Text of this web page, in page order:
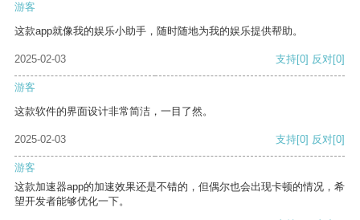
游客
这款app就像我的娱乐小助手，随时随地为我的娱乐提供帮助。
2025-02-03 支持[0] 反对[0]
游客
这款软件的界面设计非常简洁，一目了然。
2025-02-03 支持[0] 反对[0]
游客
这款加速器app的加速效果还是不错的，但偶尔也会出现卡顿的情况，希
望开发者能够优化一下。